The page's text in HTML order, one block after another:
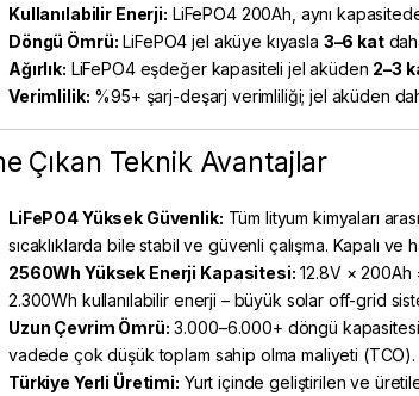
Kullanılabilir Enerji: LiFePO4 200Ah, aynı
Döngü Ömrü: LiFePO4 jel aküye kıyasla 3–6 kat
Ağırlık: LiFePO4 eşdeğer kapasiteli jel aküden 2–3
Verimlilik: %95+ şarj-deşarj verimliliği; jel aküden
Çıkan Teknik Avantajlar
LiFePO4 Yüksek Güvenlik: Tüm lityum kimyaları
sıcaklıklarda bile stabil ve güvenli çalışma. Kapalı ve
2560Wh Yüksek Enerji Kapasitesi: 12.8V ×
2.300Wh kullanılabilir enerji – büyük solar off-grid
Uzun Çevrim Ömrü: 3.000–6.000+ döngü
vadede çok düşük toplam sahip olma maliyeti (TCO).
Türkiye Yerli Üretimi: Yurt içinde geliştirilen ve